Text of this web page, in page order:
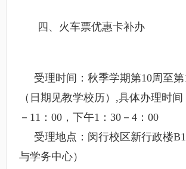
四、 火车票优惠卡补办
受理时间：秋季学期第10周至第
（日期见教学校历）,具体办理时
－11：00，下午1：30－4：00
受理地点：闵行校区新行政楼
与学务中心）